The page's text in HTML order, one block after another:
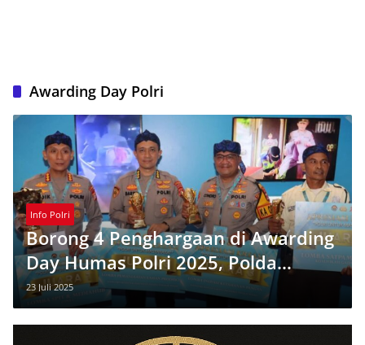
Awarding Day Polri
Info Polri
Borong 4 Penghargaan di Awarding
Day Humas Polri 2025, Polda
Banten Buktikan Kualitas Nasional
23 Juli 2025